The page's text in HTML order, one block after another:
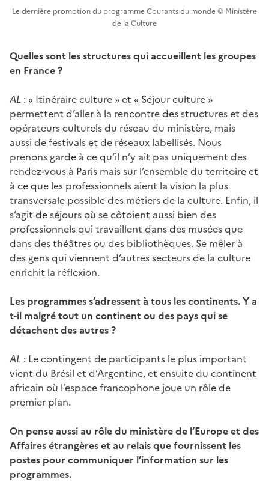
Le dernière promotion du programme Courants du monde © Ministère
de la Culture
Quelles sont les structures qui accueillent les groupes
en France ?
AL : « Itinéraire culture » et « Séjour culture »
permettent d’aller à la rencontre des structures et des
opérateurs culturels du réseau du ministère, mais
aussi de festivals et de réseaux labellisés. Nous
prenons garde à ce qu’il n’y ait pas uniquement des
rendez-vous à Paris mais sur l’ensemble du territoire et
à ce que les professionnels aient la vision la plus
transversale possible des métiers de la culture. Enfin, il
s’agit de séjours où se côtoient aussi bien des
professionnels qui travaillent dans des musées que
dans des théâtres ou des bibliothèques. Se mêler à
des gens qui viennent d’autres secteurs de la culture
enrichit la réflexion.
Les programmes s’adressent à tous les continents. Y a
t-il malgré tout un continent ou des pays qui se
détachent des autres ?
AL : Le contingent de participants le plus important
vient du Brésil et d’Argentine, et ensuite du continent
africain où l’espace francophone joue un rôle de
premier plan.
On pense aussi au rôle du ministère de l’Europe et des
Affaires étrangères et au relais que fournissent les
postes pour communiquer l’information sur les
programmes.